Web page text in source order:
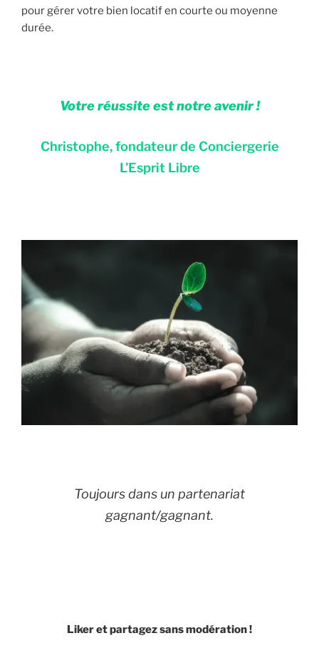
pour gérer votre bien locatif en courte ou moyenne
durée.
Votre réussite est notre avenir !
Christophe, fondateur de Conciergerie
L’Esprit Libre
Toujours dans un partenariat
gagnant/gagnant.
Liker et partagez sans modération !